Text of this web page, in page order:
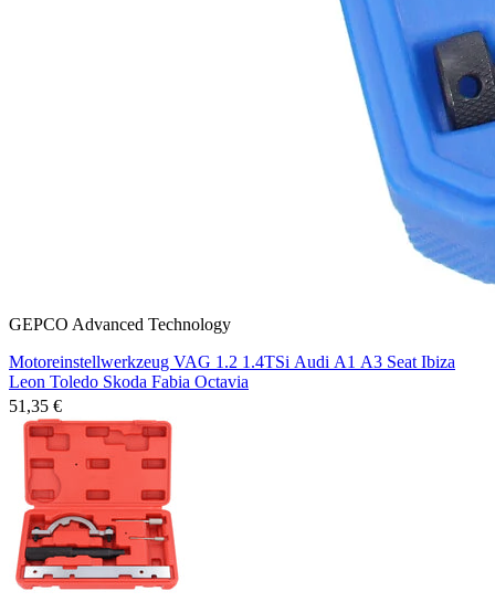
GEPCO Advanced Technology
Motoreinstellwerkzeug VAG 1.2 1.4TSi Audi A1 A3 Seat Ibiza
Leon Toledo Skoda Fabia Octavia
51,35 €